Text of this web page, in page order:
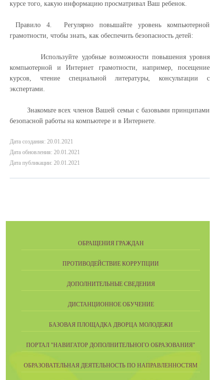
курсе того, какую информацию просматривал Ваш ребенок.
Правило 4. Регулярно повышайте уровень компьютерной
грамотности, чтобы знать, как обеспечить безопасность детей:
Используйте удобные возможности повышения уровня
компьютерной и Интернет грамотности, например, посещение
курсов, чтение специальной литературы, консультации с
экспертами.
Знакомьте всех членов Вашей семьи с базовыми принципами
безопасной работы на компьютере и в Интернете.
Дата создания: 20.01.2021
Дата обновления: 20.01.2021
Дата публикации: 20.01.2021
ОБРАЩЕНИЯ ГРАЖДАН
ПРОТИВОДЕЙСТВИЕ КОРРУПЦИИ
ДОПОЛНИТЕЛЬНЫЕ СВЕДЕНИЯ
ДИСТАНЦИОННОЕ ОБУЧЕНИЕ
БАЗОВАЯ ПЛОЩАДКА ДВОРЦА МОЛОДЕЖИ
ПОРТАЛ "НАВИГАТОР ДОПОЛНИТЕЛЬНОГО ОБРАЗОВАНИЯ"
ОБРАЗОВАТЕЛЬНАЯ ДЕЯТЕЛЬНОСТЬ ПО НАПРАВЛЕННОСТЯМ